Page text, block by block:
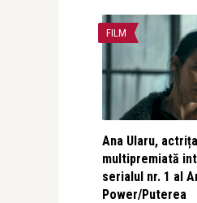
FILM
Ana Ularu,
multipremiată
serialul nr. 1 al
Power/Puterea